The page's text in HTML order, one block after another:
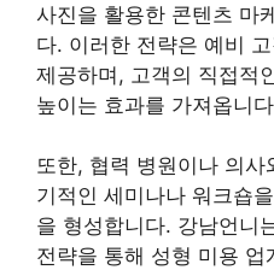
사진을 활용한 콘텐츠 마
다. 이러한 전략은 예비
제공하며, 고객의 직접적
높이는 효과를 가져옵니
또한, 협력 병원이나 의
기적인 세미나나 워크숍
을 형성합니다. 강남언니
전략을 통해 성형 미용 업